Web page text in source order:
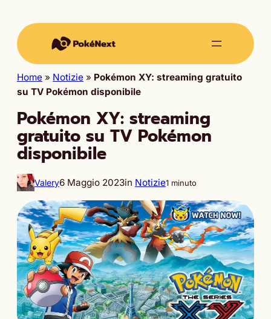
Home » Notizie » Pokémon XY: streaming gratuito
su TV Pokémon disponibile
Pokémon XY: streaming
gratuito su TV Pokémon
disponibile
Valery6 Maggio 2023in Notizie1 minuto